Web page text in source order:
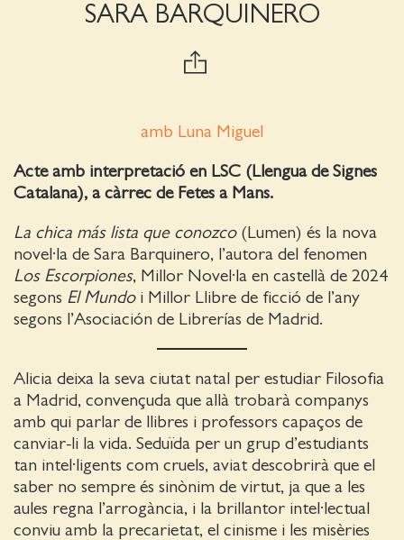
SARA BARQUINERO
amb Luna Miguel
Acte amb interpretació en LSC (Llengua de Signes
Catalana), a càrrec de Fetes a Mans.
La chica más lista que conozco (Lumen) és la nova
novel·la de Sara Barquinero, l’autora del fenomen
Los Escorpiones, Millor Novel·la en castellà de 2024
segons El Mundoi Millor Llibre de ficció de l’any
segons l’Asociación de Librerías de Madrid.
Alicia deixa la seva ciutat natal per estudiar Filosofia
a Madrid, convençuda que allà trobarà companys
amb qui parlar de llibres i professors capaços de
canviar-li la vida. Seduïda per un grup d’estudiants
tan intel·ligents com cruels, aviat descobrirà que el
saber no sempre és sinònim de virtut, ja que a les
aules regna l’arrogància, i la brillantor intel·lectual
conviu amb la precarietat, el cinisme i les misèries